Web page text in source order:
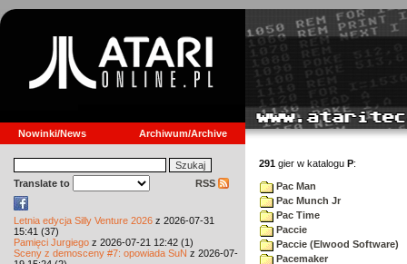
Nowinki/News Archiwum/Archive
Translate to RSS
Letnia edycja Silly Venture 2026 z 2026-07-31
15:41 (37)
Pamięci Jurgiego z 2026-07-21 12:42 (1)
Sceny z demosceny #7: opowiada SuN z 2026-07-
291 gier w katalogu P:
Pac Man
Pac Munch Jr
Pac Time
Paccie
Paccie (Elwood Software)
Pacemaker